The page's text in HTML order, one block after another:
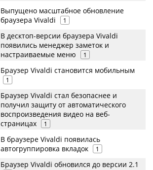
Выпущено масштабное обновление
браузера Vivaldi
1
В десктоп-версии браузера Vivaldi
появились менеджер заметок и
настраиваемые меню
1
Браузер Vivaldi становится мобильным
1
Браузер Vivaldi стал безопаснее и
получил защиту от автоматического
воспроизведения видео на веб-
страницах
1
В браузере Vivaldi появилась
автогруппировка вкладок
1
Браузер Vivaldi обновился до версии 2.1